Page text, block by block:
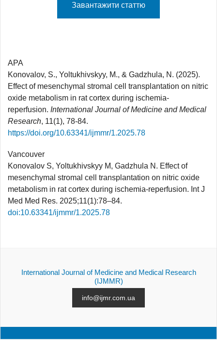
Завантажити статтю
APA
Konovalov, S., Yoltukhivskyy, M., & Gadzhula, N. (2025).
Effect of mesenchymal stromal cell transplantation on nitric
oxide metabolism in rat cortex during ischemia-
reperfusion. International Journal of Medicine and Medical
Research, 11(1), 78-84.
https://doi.org/10.63341/ijmmr/1.2025.78
Vancouver
Konovalov S, Yoltukhivskyy M, Gadzhula N. Effect of
mesenchymal stromal cell transplantation on nitric oxide
metabolism in rat cortex during ischemia-reperfusion. Int J
Med Med Res. 2025;11(1):78–84.
doi:10.63341/ijmmr/1.2025.78
International Journal of Medicine and Medical Research
(IJMMR)
info@ijmr.com.ua